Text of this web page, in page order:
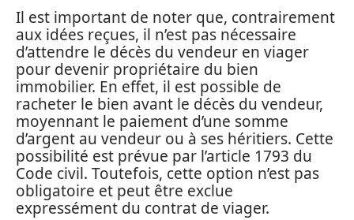
Il est important de noter que, contrairement
aux idées reçues, il n’est pas nécessaire
d’attendre le décès du vendeur en viager
pour devenir propriétaire du bien
immobilier. En effet, il est possible de
racheter le bien avant le décès du vendeur,
moyennant le paiement d’une somme
d’argent au vendeur ou à ses héritiers. Cette
possibilité est prévue par l’article 1793 du
Code civil. Toutefois, cette option n’est pas
obligatoire et peut être exclue
expressément du contrat de viager.